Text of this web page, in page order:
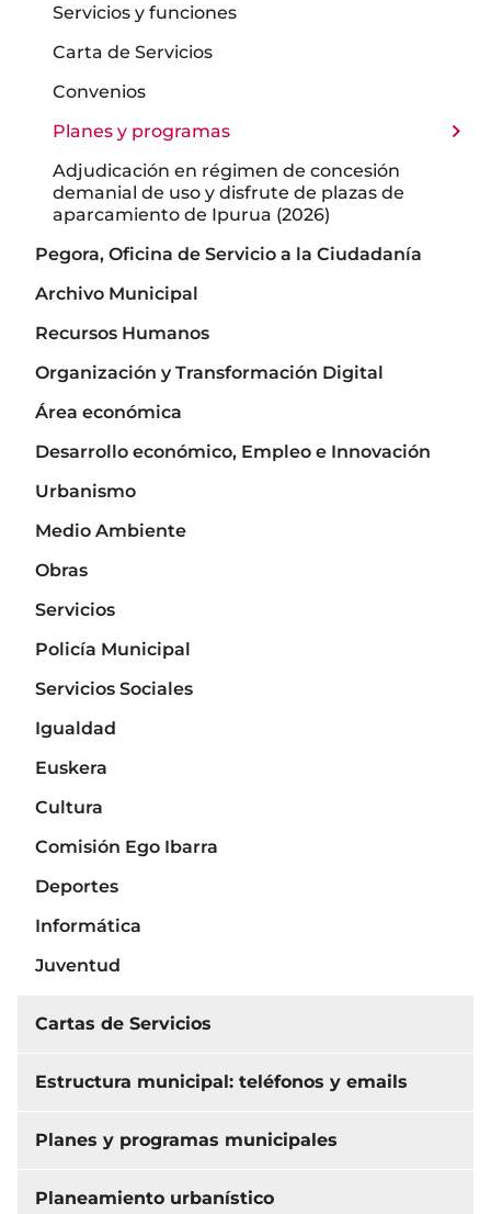
Servicios y funciones
Carta de Servicios
Convenios
Planes y programas
Adjudicación en régimen de concesión
demanial de uso y disfrute de plazas de
aparcamiento de Ipurua (2026)
Pegora, Oficina de Servicio a la Ciudadanía
Archivo Municipal
Recursos Humanos
Organización y Transformación Digital
Área económica
Desarrollo económico, Empleo e Innovación
Urbanismo
Medio Ambiente
Obras
Servicios
Policía Municipal
Servicios Sociales
Igualdad
Euskera
Cultura
Comisión Ego Ibarra
Deportes
Informática
Juventud
Cartas de Servicios
Estructura municipal: teléfonos y emails
Planes y programas municipales
Planeamiento urbanístico